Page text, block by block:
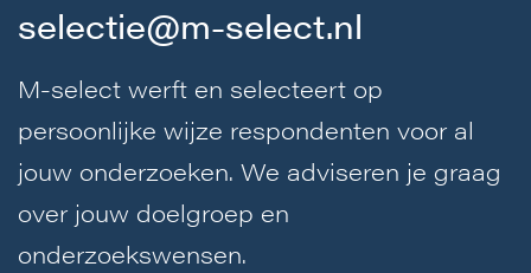
selectie@m-select.nl
M-select werft en selecteert op
persoonlijke wijze respondenten voor al
jouw onderzoeken. We adviseren je graag
over jouw doelgroep en
onderzoekswensen.